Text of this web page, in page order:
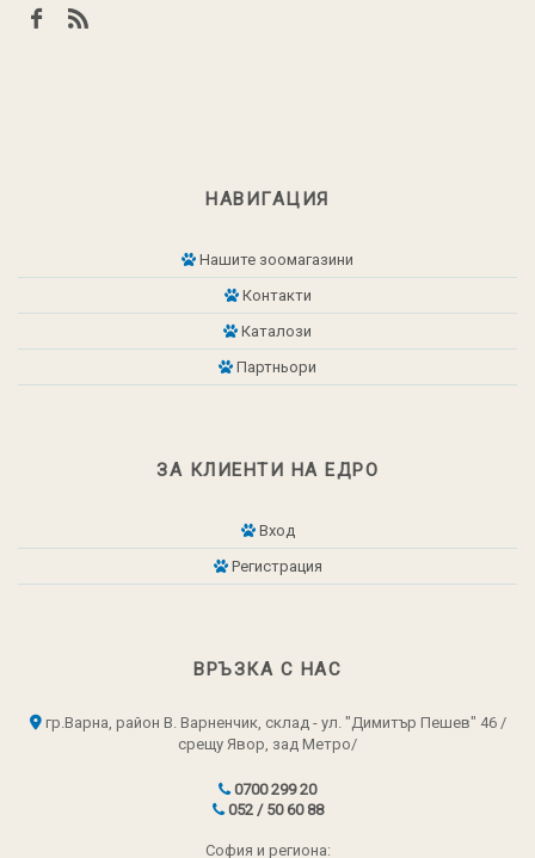
НАВИГАЦИЯ
Нашите зоомагазини
Контакти
Каталози
Партньори
ЗА КЛИЕНТИ НА ЕДРО
Вход
Регистрация
ВРЪЗКА С НАС
гр.Варна, район В. Варненчик, склад - ул. "Димитър Пешев" 46 /
срещу Явор, зад Метро/
0700 299 20
052 / 50 60 88
София и региона: